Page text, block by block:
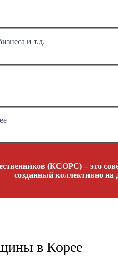
и т.д.
(КСОРС) – это
созданный коллективно на
в Корее